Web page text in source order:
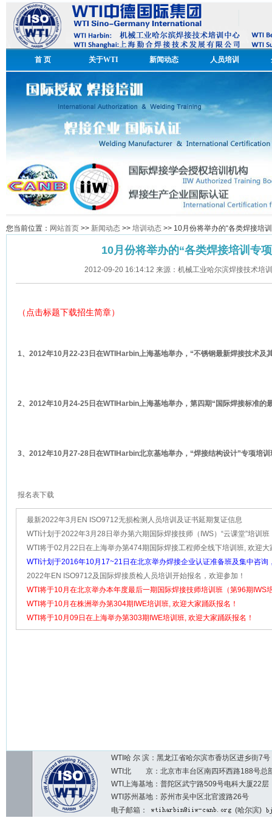
首 页 关于WTI 新闻动态 人员培训
您当前位置： 网站首页 >> 新闻动态 >> 培训动态 >> 10月份将举办的“各类焊接培
10月份将举办的“各类焊接培训专
2012-09-20 16:14:12 来源：机械工业哈尔滨焊接技术培
（点击标题下载招生简章）
1、 2012年10月 22-23 日在WTIHarbin上海基地举办，“不锈钢最新焊接技术及
2、 2012年10月 24-25 日在WTIHarbin上海基地举办，第四期“国际焊接标准的
3、 2012年10月 27-28 日在WTIHarbin北京基地举办，“焊接结构设计”专项培训
报名表下载
最新2022年3月EN ISO9712无损检测人员培训及证书延期复证信息
WTI计划于2022年3月28日举办第六期国际焊接技师（IWS）“云课堂”培训班
跃报名！
WTI将于02月22日在上海举办第474期国际焊接工程师全线下培训班, 欢迎大
名！
WTI计划于2016年10月17~21日在北京举办焊接企业认证准备班及集中咨询
名参加！
2022年EN ISO9712及国际焊接质检人员培训开始报名，欢迎参加！
WTI将于10月在北京举办本年度最后一期国际焊接技师培训班（第96期IWS
欢迎大家踊跃报名！
WTI将于10月在株洲举办第304期IWE培训班, 欢迎大家踊跃报名！
WTI将于10月09日在上海举办第303期IWE培训班, 欢迎大家踊跃报名！
WTI哈 尔 滨：黑龙江省哈尔滨市香坊区进乡街
WTI北 京：北京市丰台区南四环西路188号总
WTI上海基地：普陀区武宁路509号电科大厦22层
WTI苏州基地：苏州市吴中区北官渡路26号
电子邮箱：
(哈尔滨)